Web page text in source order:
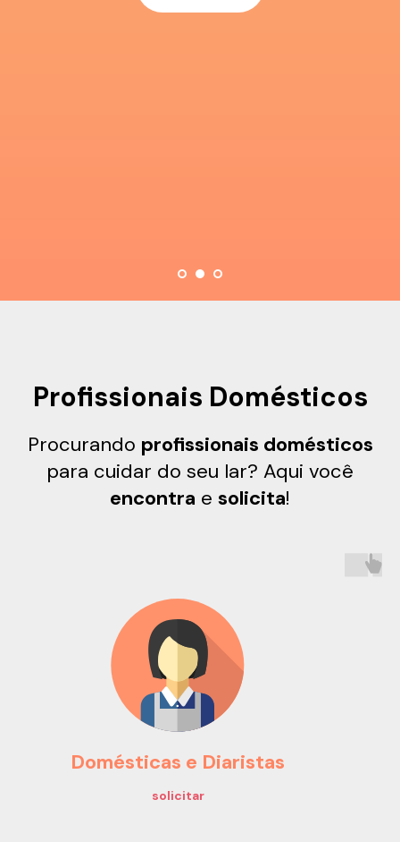
Profissionais Domésticos
Procurando profissionais domésticos
para cuidar do seu lar? Aqui você
encontra e solicita!
Domésticas e Diaristas
solicitar